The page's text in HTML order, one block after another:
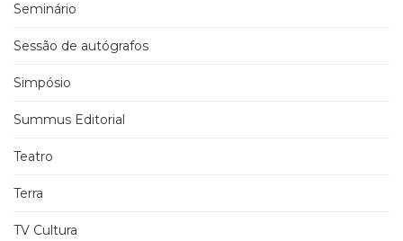
Seminário
Sessão de autógrafos
Simpósio
Summus Editorial
Teatro
Terra
TV Cultura